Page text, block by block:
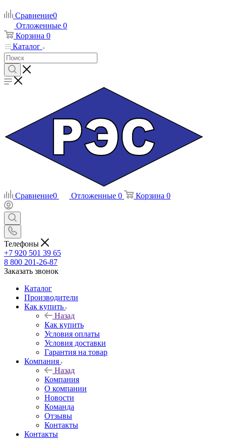
Сравнение0
Отложенные 0
Корзина 0
Каталог
Сравнение0 Отложенные 0 Корзина 0
Телефоны
+7 920 501 39 65
8 800 201-26-87
Заказать звонок
Каталог
Производители
Как купить
Назад
Как купить
Условия оплаты
Условия доставки
Гарантия на товар
Компания
Назад
Компания
О компании
Новости
Команда
Отзывы
Контакты
Контакты